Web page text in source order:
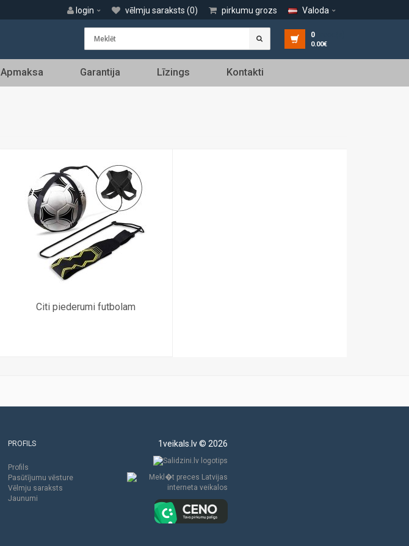
Valoda
vēlmju saraksts (0) pirkumu grozs
login
0
0.00€
Apmaksa Garantija Līzings Kontakti
Citi piederumi futbolam
PROFILS
Profils
Pasūtījumu vēsture
Vēlmju saraksts
Jaunumi
1veikals.lv © 2026